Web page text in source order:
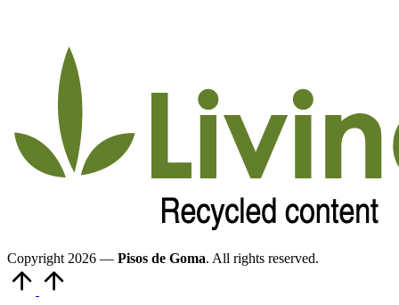
Copyright 2026 — Pisos de Goma. All rights reserved.